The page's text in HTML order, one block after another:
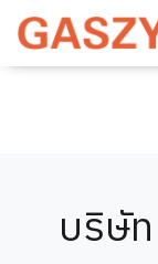
บริษั